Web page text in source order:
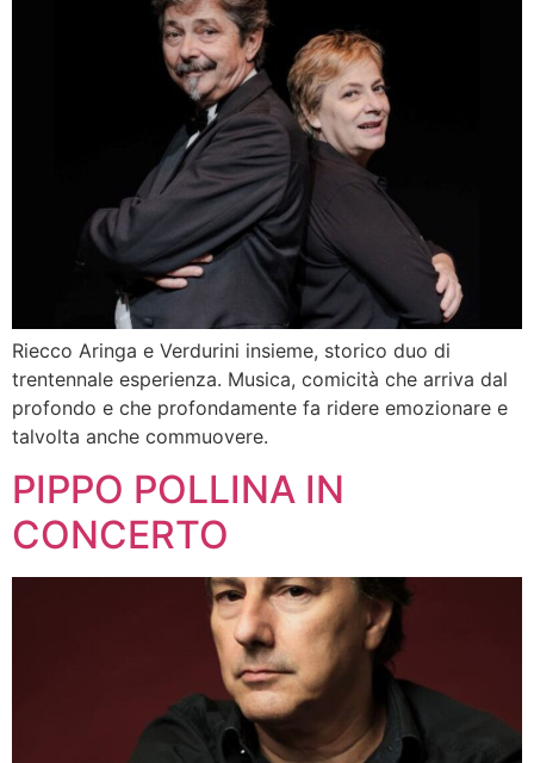
Riecco Aringa e Verdurini insieme, storico duo di
trentennale esperienza. Musica, comicità che arriva dal
profondo e che profondamente fa ridere emozionare e
talvolta anche commuovere.
PIPPO POLLINA IN
CONCERTO